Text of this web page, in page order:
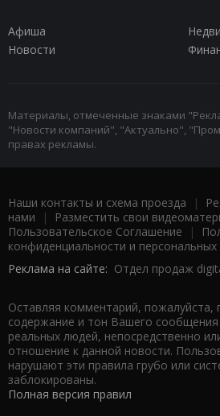
Афиша
Новости
Материалы, отмеченные знаками
"Новости компаний", "Актуально",
правах рекламы.
Наши контакты и схема проезда |
нами | Разместить свои
Пользовательское Соглашение |
конфиденциальности и
Реклама на сайте: Отдел продаж
Оставляя комментарий,
содержание и тон Вашего сообщения
реальных людей, непосредственно
отношение к данной новости.
нарушают эти правила грубо или
заблокированы.
Полная версия правил